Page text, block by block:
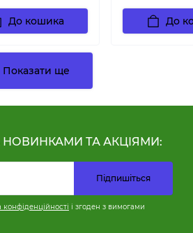
До кошика До
Показати ще
НОВИНКАМИ ТА АКЦІЯМИ:
Підпишіться
конфіденційності і згоден з вимогами